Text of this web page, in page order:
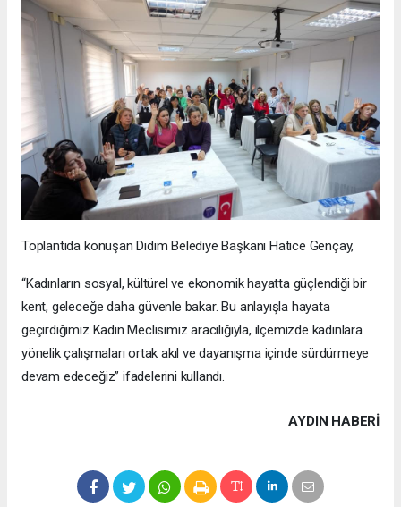
Toplantıda konuşan Didim Belediye Başkanı Hatice Gençay,
“Kadınların sosyal, kültürel ve ekonomik hayatta güçlendiği bir
kent, geleceğe daha güvenle bakar. Bu anlayışla hayata
geçirdiğimiz Kadın Meclisimiz aracılığıyla, ilçemizde kadınlara
yönelik çalışmaları ortak akıl ve dayanışma içinde sürdürmeye
devam edeceğiz” ifadelerini kullandı.
AYDIN HABERİ